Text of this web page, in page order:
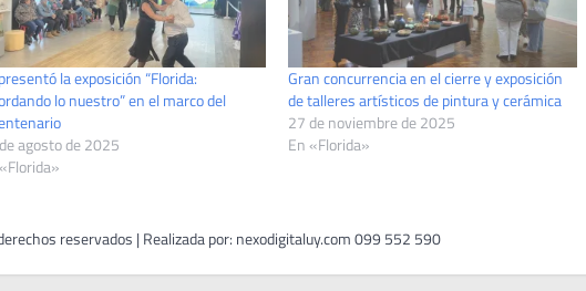
la exposición “Florida:
lo nuestro” en el marco del
agosto de 2025
Gran concurrencia en el cierre y exposición
de talleres artísticos de pintura y cerámica
27 de noviembre de 2025
En «Florida»